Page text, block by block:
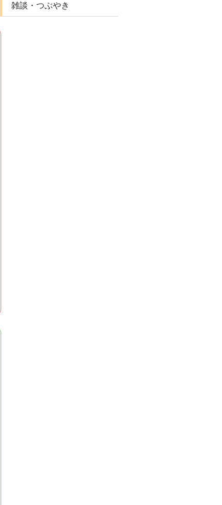
雑談・つぶやき